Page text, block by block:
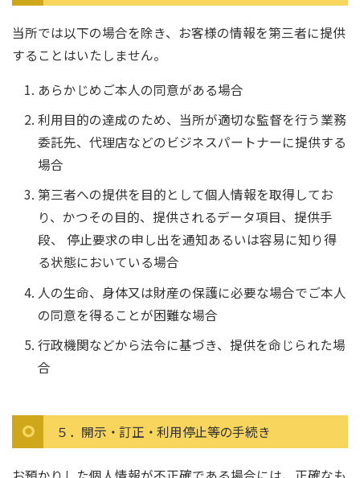
当所では以下の場合を除き、お客様の情報を第三者に提供
することはいたしません。
あらかじめご本人の同意がある場合
利用目的の達成のため、当所が適切な監督を行う業務
委託先、代理店などのビジネスパートナーに提供する
場合
第三者への提供を目的として個人情報を取得してお
り、かつその目的、提供されるデータ項目、提供手
段、 停止要求の申し出を通知あるいは容易に知り得
る状態においている場合
人の生命、身体又は財産の保護に必要な場合でご本人
の同意を得ることが困難な場合
行政機関などから法令に基づき、提供を命じられた場
合
５．開示・訂正・利用停止等の手続き